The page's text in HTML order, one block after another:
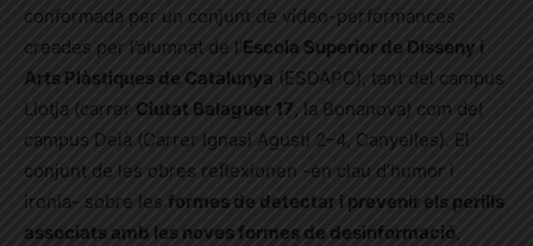
conformada per un conjunt de vídeo-performances
creades per l’alumnat de l’Escola Superior de Disseny i
Arts Plàstiques de Catalunya (ESDAPC), tant del campus
Llotja (carrer Ciutat Balaguer 17, la Bonanova) com del
campus Deià (Carrer Ignasi Agustí 2–4, Canyelles). El
conjunt de les obres reflexionen -en clau d’humor i
ironia- sobre les formes de detectar i prevenir els perills
associats amb les noves formes de desinformació,